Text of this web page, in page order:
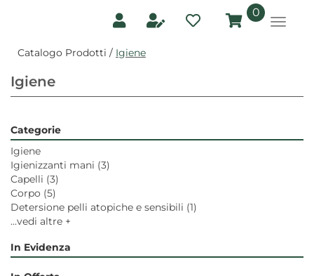
0prodotti
inseriti
Catalogo Prodotti / Igiene
Igiene
Categorie
Igiene
Igienizzanti mani (3)
Capelli (3)
Corpo (5)
Detersione pelli atopiche e sensibili (1)
...vedi altre +
In Evidenza